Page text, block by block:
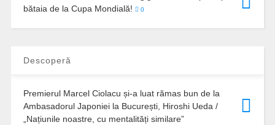
bătaia de la Cupa Mondială!
0
Descoperă
Premierul Marcel Ciolacu și-a luat rămas bun de la
Ambasadorul Japoniei la București, Hiroshi Ueda /
„Națiunile noastre, cu mentalități similare”